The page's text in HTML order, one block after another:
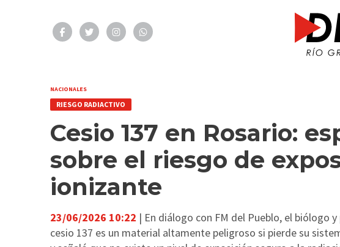
NACIONALES
RIESGO RADIACTIVO
Cesio 137 en Rosario:
sobre el riesgo de
ionizante
23/06/2026 10:22 | En diálogo con FM del Pueblo, el biólogo
cesio 137 es un material altamente peligroso si pierde su